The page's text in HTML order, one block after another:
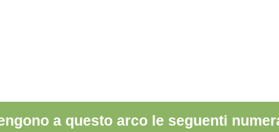
a questo arco le seguenti